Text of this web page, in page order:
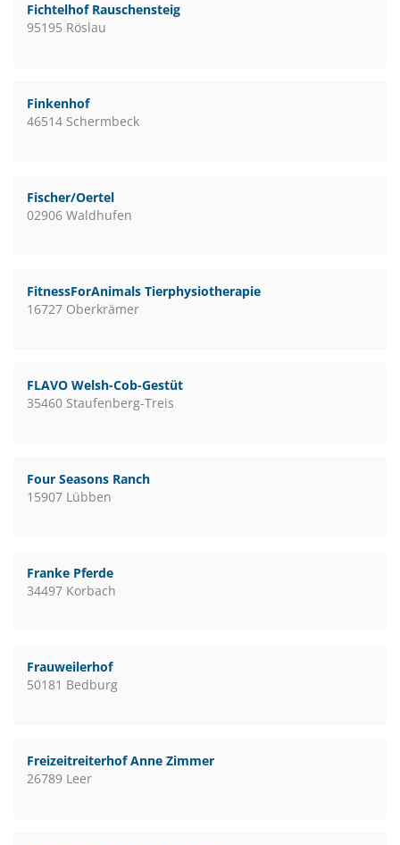
Fichtelhof Rauschensteig
95195 Röslau
Finkenhof
46514 Schermbeck
Fischer/Oertel
02906 Waldhufen
FitnessForAnimals Tierphysiotherapie
16727 Oberkrämer
FLAVO Welsh-Cob-Gestüt
35460 Staufenberg-Treis
Four Seasons Ranch
15907 Lübben
Franke Pferde
34497 Korbach
Frauweilerhof
50181 Bedburg
Freizeitreiterhof Anne Zimmer
26789 Leer